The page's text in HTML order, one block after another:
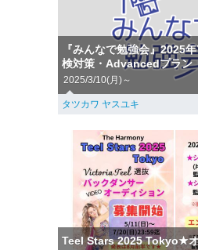
『みんなで勉強会』2025
検対策・Advancedプラン
2025/3/10(月)～
タツカワ ヤスユキ
Teel Stars 2025 Tokyo★